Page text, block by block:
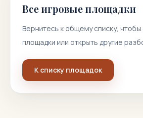
Все игровые площадки
Вернитесь к общему списку, чтобы
площадки или открыть другие
К списку площадок